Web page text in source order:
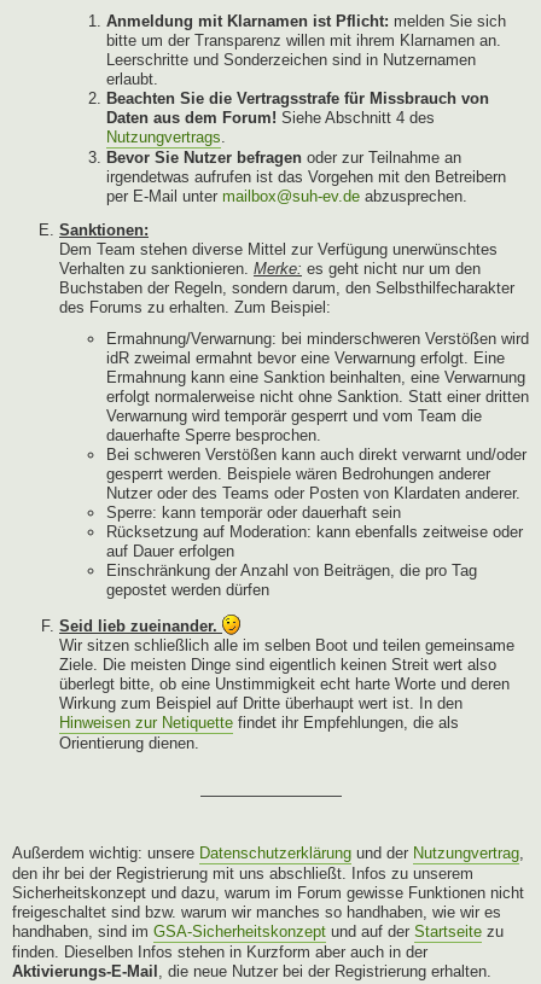
Anmeldung mit Klarnamen ist Pflicht: melden Sie sich
bitte um der Transparenz willen mit ihrem Klarnamen an.
Leerschritte und Sonderzeichen sind in Nutzernamen
erlaubt.
Beachten Sie die Vertragsstrafe für Missbrauch von
Daten aus dem Forum! Siehe Abschnitt 4 des
Nutzungvertrags.
Bevor Sie Nutzer befragen oder zur Teilnahme an
irgendetwas aufrufen ist das Vorgehen mit den Betreibern
per E-Mail unter mailbox@suh-ev.de abzusprechen.
Sanktionen:
Dem Team stehen diverse Mittel zur Verfügung unerwünschtes
Verhalten zu sanktionieren. Merke: es geht nicht nur um den
Buchstaben der Regeln, sondern darum, den Selbsthilfecharakter
des Forums zu erhalten. Zum Beispiel:
Ermahnung/Verwarnung: bei minderschweren Verstößen wird
idR zweimal ermahnt bevor eine Verwarnung erfolgt. Eine
Ermahnung kann eine Sanktion beinhalten, eine Verwarnung
erfolgt normalerweise nicht ohne Sanktion. Statt einer dritten
Verwarnung wird temporär gesperrt und vom Team die
dauerhafte Sperre besprochen.
Bei schweren Verstößen kann auch direkt verwarnt und/oder
gesperrt werden. Beispiele wären Bedrohungen anderer
Nutzer oder des Teams oder Posten von Klardaten anderer.
Sperre: kann temporär oder dauerhaft sein
Rücksetzung auf Moderation: kann ebenfalls zeitweise oder
auf Dauer erfolgen
Einschränkung der Anzahl von Beiträgen, die pro Tag
gepostet werden dürfen
Seid lieb zueinander.
Wir sitzen schließlich alle im selben Boot und teilen gemeinsame
Ziele. Die meisten Dinge sind eigentlich keinen Streit wert also
überlegt bitte, ob eine Unstimmigkeit echt harte Worte und deren
Wirkung zum Beispiel auf Dritte überhaupt wert ist. In den
Hinweisen zur Netiquette findet ihr Empfehlungen, die als
Orientierung dienen.
—————————
Außerdem wichtig: unsere Datenschutzerklärung und der Nutzungvertrag,
den ihr bei der Registrierung mit uns abschließt. Infos zu unserem
Sicherheitskonzept und dazu, warum im Forum gewisse Funktionen nicht
freigeschaltet sind bzw. warum wir manches so handhaben, wie wir es
handhaben, sind im GSA-Sicherheitskonzept und auf der Startseite zu
finden. Dieselben Infos stehen in Kurzform aber auch in der
Aktivierungs-E-Mail , die neue Nutzer bei der Registrierung erhalten.